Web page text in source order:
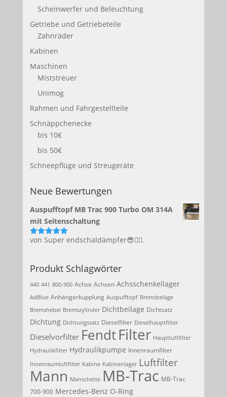
Scheinwerfer und Beleuchtung
Getriebe und Getriebeteile
Zahnräder
Kabinen
Maschinen
Miststreuer
Unimog
Rahmen und Fahrgestellteile
Schnäppchenecke
bis 10€
bis 50€
Schneepflüge und Streugeräte
Neue Bewertungen
Auspufftopf MB Trac 900 Turbo OM 314A
mit Seitenschaltung
Bewertet
von Super endschaldämpfer😎👍🏻.
Produkt Schlagwörter
440 441 800-900 Achse Achsen Achsschenkellager
AdBlue Anhängerkupplung Auspufftopf Bremsbeläge
Bremshebel Bremszylinder Dichtbeilage Dichtsatz
Dichtung Dichtungssatz Dieselfilter Dieselhauptfilter
Dieselvorfilter FendtFilter Hauptluftfilter
Hydraulikfilter Hydraulikpumpe Innenraumfilter
Innenraumluftfilter Kabine Kabinenlager Luftfilter
Mann Manschette MB-Trac MB-Trac
700-900 Mercedes-Benz O-Ring